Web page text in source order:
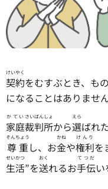
契約
けいやく
をむすぶとき、も
になることはありませ
家庭
かてい
裁判所
さいばんしょ
から選
えら
ばれ
尊重
そんちょう
し、お金
かね
や権利
けんり
を
生活
せいかつ
”を送
おく
れるお手伝
てつだ
い